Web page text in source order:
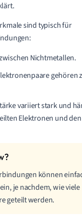
sind typisch für
Nichtmetallen.
gehören
variiert stark und
Elektronen und
können
je nachdem, wie viele
geteilt werden.